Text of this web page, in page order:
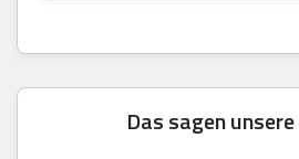
Das sagen